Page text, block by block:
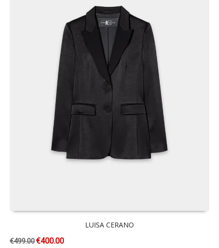
LUISA CERANO
€499.00€400.00